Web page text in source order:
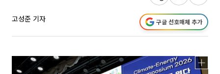
고성준 기자 구글 선호매체 추가